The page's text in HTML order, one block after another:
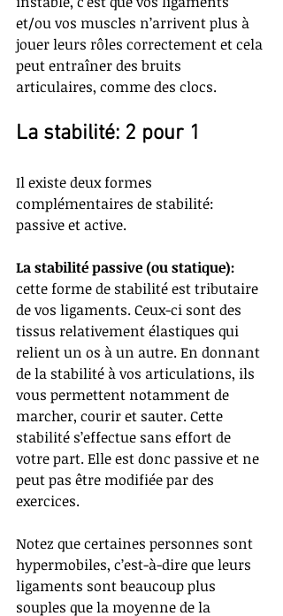
et/ou vos muscles n’arrivent plus à
jouer leurs rôles correctement et cela
peut entraîner des bruits
articulaires, comme des clocs.
La stabilité: 2 pour 1
Il existe deux formes
complémentaires de stabilité:
passive et active.
La stabilité passive (ou statique):
cette forme de stabilité est tributaire
de vos ligaments. Ceux-ci sont des
tissus relativement élastiques qui
relient un os à un autre. En donnant
de la stabilité à vos articulations, ils
vous permettent notamment de
marcher, courir et sauter. Cette
stabilité s’effectue sans effort de
votre part. Elle est donc passive et ne
peut pas être modifiée par des
exercices.
Notez que certaines personnes sont
hypermobiles, c’est-à-dire que leurs
ligaments sont beaucoup plus
souples que la moyenne de la